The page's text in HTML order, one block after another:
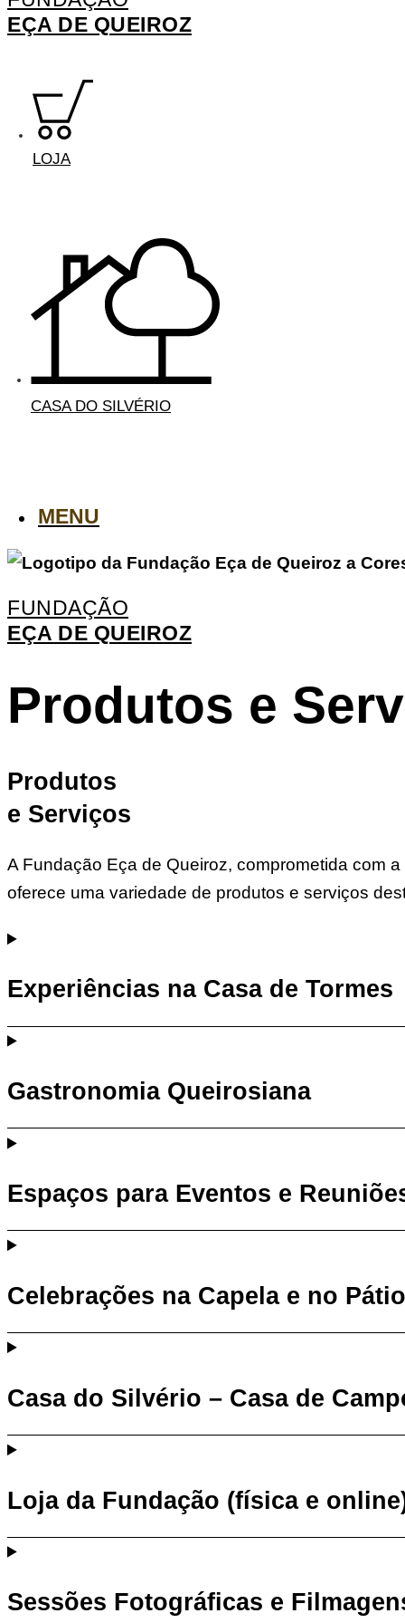
EÇA DE QUEIROZ
LOJA
CASA DO SILVÉRIO
MENU
FUNDAÇÃO
EÇA DE QUEIROZ
Produtos e
Produtos
e Serviços
A Fundação Eça de Queiroz, comprometida com
oferece uma variedade de produtos e serviços
Experiências na Casa de Tormes
Gastronomia Queirosiana
Espaços para Eventos e
Celebrações na Capela e no Pátio
Casa do Silvério – Casa de
Loja da Fundação (física e
Sessões Fotográficas e